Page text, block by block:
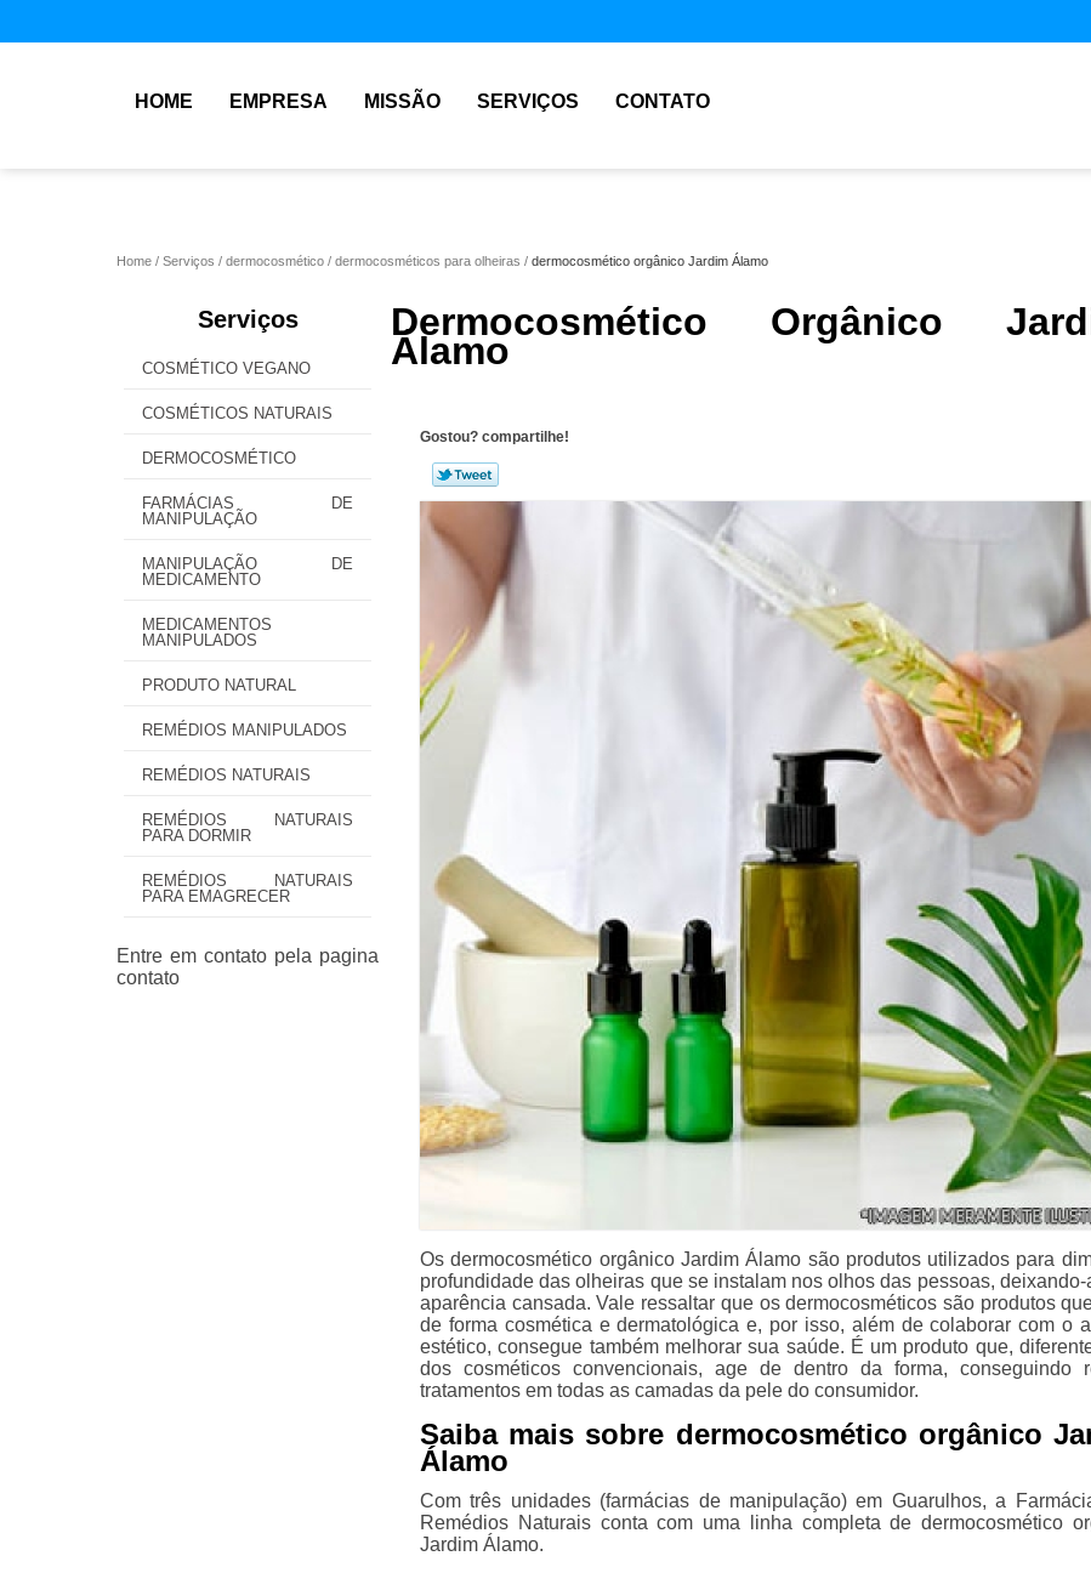
HOME EMPRESA MISSÃO SERVIÇOS CONTATO
Home Serviços dermocosmético dermocosméticos para olheiras dermocosmético orgânico Jardim Álamo
Serviços
COSMÉTICO VEGANO
COSMÉTICOS NATURAIS
DERMOCOSMÉTICO
FARMÁCIAS DE
MANIPULAÇÃO
MANIPULAÇÃO DE
MEDICAMENTO
MEDICAMENTOS
MANIPULADOS
PRODUTO NATURAL
REMÉDIOS MANIPULADOS
REMÉDIOS NATURAIS
REMÉDIOS NATURAIS
PARA DORMIR
REMÉDIOS NATURAIS
PARA EMAGRECER
Dermocosmético Orgânico
Álamo
Gostou? compartilhe!
Os dermocosmético orgânico Jardim Álamo são produtos utilizados para
profundidade das olheiras que se instalam nos olhos das pessoas, deixando-
aparência cansada. Vale ressaltar que os dermocosméticos são produtos
de forma cosmética e dermatológica e, por isso, além de colaborar com o
estético, consegue também melhorar sua saúde. É um produto que,
dos cosméticos convencionais, age de dentro da forma, conseguindo
tratamentos em todas as camadas da pele do consumidor.
Saiba mais sobre dermocosmético orgânico
Álamo
Com três unidades (farmácias de manipulação) em Guarulhos, a
Remédios Naturais conta com uma linha completa de dermocosmético
Jardim Álamo.